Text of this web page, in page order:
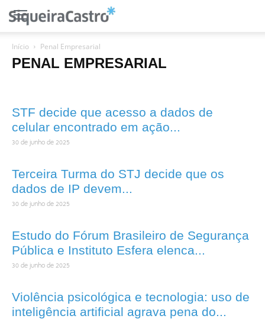
Início Penal Empresarial
PENAL EMPRESARIAL
STF decide que acesso a dados de
celular encontrado em ação...
30 de junho de 2025
Terceira Turma do STJ decide que os
dados de IP devem...
30 de junho de 2025
Estudo do Fórum Brasileiro de Segurança
Pública e Instituto Esfera elenca...
30 de junho de 2025
Violência psicológica e tecnologia: uso de
inteligência artificial agrava pena do...